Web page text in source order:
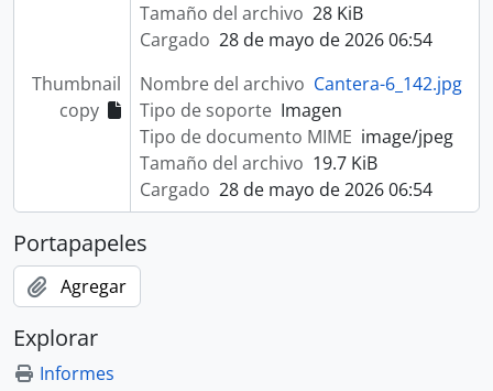
Tamaño del archivo 28 KiB
Cargado 28 de mayo de 2026 06:54
Thumbnail
copy
Nombre del archivo Cantera-6_142.jpg
Tipo de soporte Imagen
Tipo de documento MIME image/jpeg
Tamaño del archivo 19.7 KiB
Cargado 28 de mayo de 2026 06:54
Portapapeles
Agregar
Explorar
Informes